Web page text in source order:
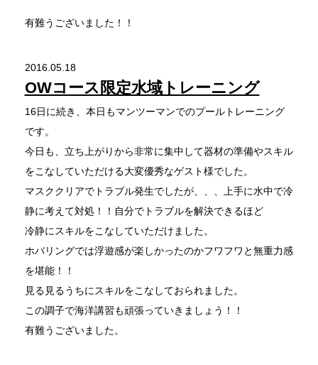
有難うございました！！
2016.05.18
OWコース限定水域トレーニング
16日に続き、本日もマンツーマンでのプールトレーニング
です。
今日も、立ち上がりから非常に集中して器材の準備やスキル
をこなしていただける大変優秀なゲスト様でした。
マスククリアでトラブル発生でしたが、、、上手に水中で冷
静に考えて対処！！自分でトラブルを解決できるほど
冷静にスキルをこなしていただけました。
ホバリングでは浮遊感が楽しかったのかフワフワと無重力感
を堪能！！
見る見るうちにスキルをこなしておられました。
この調子で海洋講習も頑張っていきましょう！！
有難うございました。